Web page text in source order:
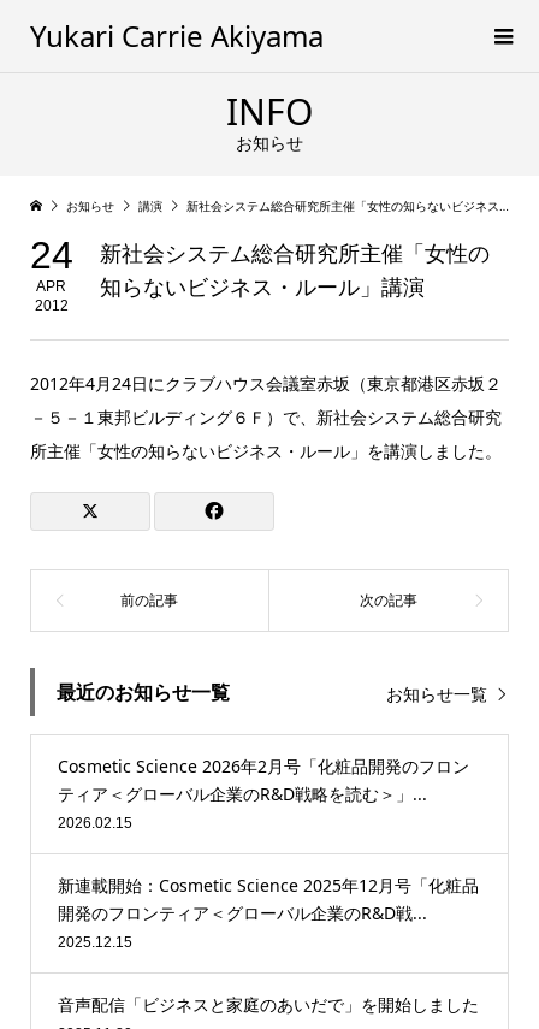
Yukari Carrie Akiyama
INFO
お知らせ
お知らせ 講演 新社会システム総合研究所主催「女性の知らないビジネス・ルール」講演
24
APR
2012
新社会システム総合研究所主催「女性の
知らないビジネス・ルール」講演
2012年4月24日にクラブハウス会議室赤坂（東京都港区赤坂２
－５－１東邦ビルディング６Ｆ）で、新社会システム総合研究
所主催「女性の知らないビジネス・ルール」を講演しました。
最近のお知らせ一覧 お知らせ一覧
Cosmetic Science 2026年2月号「化粧品開発のフロン
ティア＜グローバル企業のR&D戦略を読む＞」...
2026.02.15
新連載開始：Cosmetic Science 2025年12月号「化粧品
開発のフロンティア＜グローバル企業のR&D戦...
2025.12.15
音声配信「ビジネスと家庭のあいだで」を開始しました